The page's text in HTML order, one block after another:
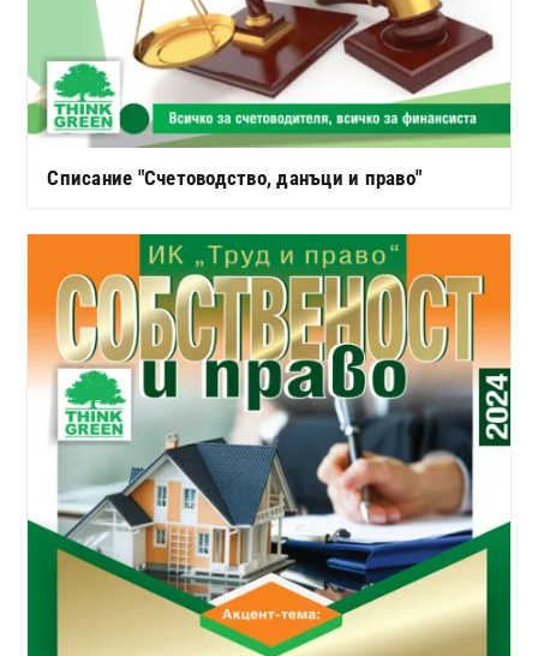
Списание "Счетоводство, данъци и право"